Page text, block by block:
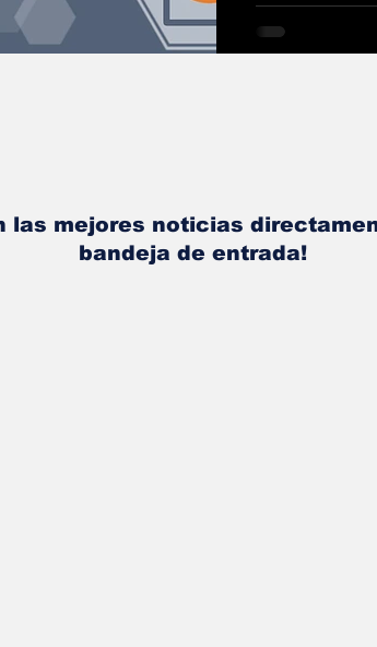
las mejores noticias
bandeja de entrada!